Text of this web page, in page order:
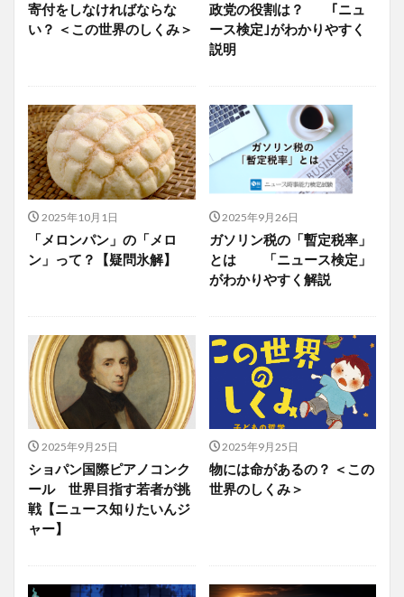
寄付をしなければならな
い？ ＜この世界のしくみ＞
政党の役割は？ ｢ニュ
ース検定｣がわかりやすく
説明
2025年10月1日
「メロンパン」の「メロ
ン」って？【疑問氷解】
2025年9月26日
ガソリン税の「暫定税率」
とは 「ニュース検定」
がわかりやすく解説
2025年9月25日
ショパン国際ピアノコンク
ール 世界目指す若者が挑
戦【ニュース知りたいんジ
ャー】
2025年9月25日
物には命があるの？ ＜この
世界のしくみ＞